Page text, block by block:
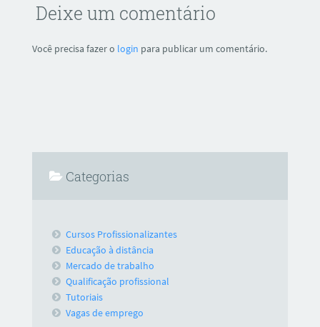
Deixe um comentário
Você precisa fazer o login para publicar um comentário.
Categorias
Cursos Profissionalizantes
Educação à distância
Mercado de trabalho
Qualificação profissional
Tutoriais
Vagas de emprego